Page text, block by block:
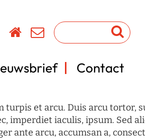
Contact
turpis et arcu. Duis arcu tortor,
imperdiet iaculis, ipsum. Sed
ante arcu, accumsan a,